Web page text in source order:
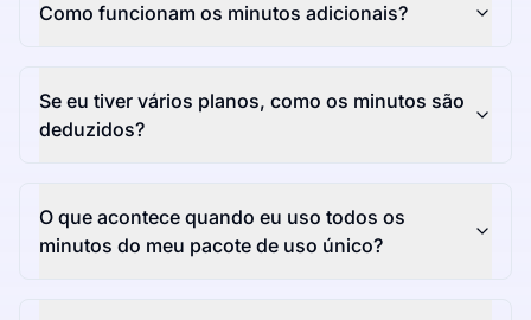
Como funcionam os minutos adicionais?
Se eu tiver vários planos, como os minutos são
deduzidos?
O que acontece quando eu uso todos os
minutos do meu pacote de uso único?